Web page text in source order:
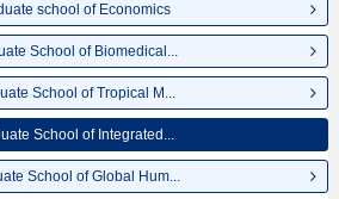
school of Economics
School of Biomedical...
School of Tropical M...
School of Integrated...
School of Global Hum...